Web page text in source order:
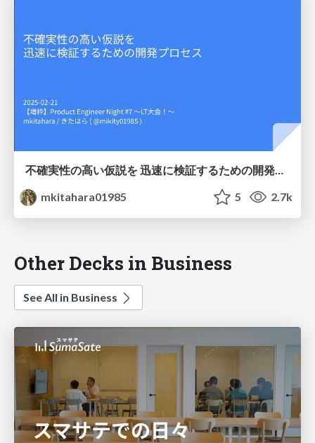
不確実性の高い仮説を 迅速に検証するための開発プロセス
mkitahara01985
5 2.7k
Other Decks in Business
See All in Business